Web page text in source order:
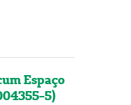
Espaço
5)